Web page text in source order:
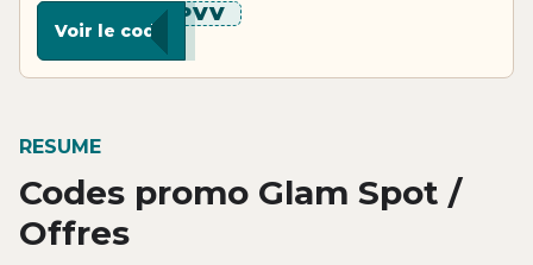
*****PVV
Voir le code
RESUME
Codes promo Glam Spot /
Offres